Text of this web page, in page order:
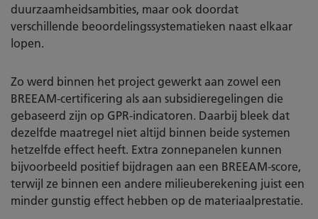
duurzaamheidsambities, maar ook doordat
verschillende beoordelingssystematieken naast elkaar
lopen.
Zo werd binnen het project gewerkt aan zowel een
BREEAM-certificering als aan subsidieregelingen die
gebaseerd zijn op GPR-indicatoren. Daarbij bleek dat
dezelfde maatregel niet altijd binnen beide systemen
hetzelfde effect heeft. Extra zonnepanelen kunnen
bijvoorbeeld positief bijdragen aan een BREEAM-score,
terwijl ze binnen een andere milieuberekening juist een
minder gunstig effect hebben op de materiaalprestatie.